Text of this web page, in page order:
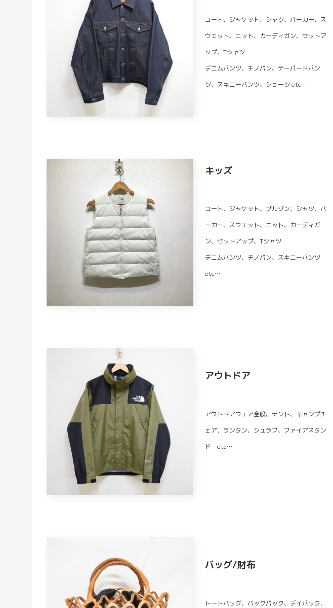
コート、ジャケット、シャツ、パーカー、ス
ウェット、ニット、カーディガン、セットア
ップ、Tシャツ
デニムパンツ、チノパン、テーパードパン
ツ、スキニーパンツ、 ショーツ etc…
キッズ
コート、ジャケット、ブルゾン、シャツ、パ
ーカー、スウェット、ニット、カーディガ
ン、セットアップ、Tシャツ
デニムパンツ、チノパン、スキニーパンツ
etc…
アウトドア
アウトドアウェア全般、テント、キャンプチ
ェア、ランタン、シュラフ、ファイアスタン
ド etc…
バッグ/財布
トートバッグ、バックパック、デイパック、